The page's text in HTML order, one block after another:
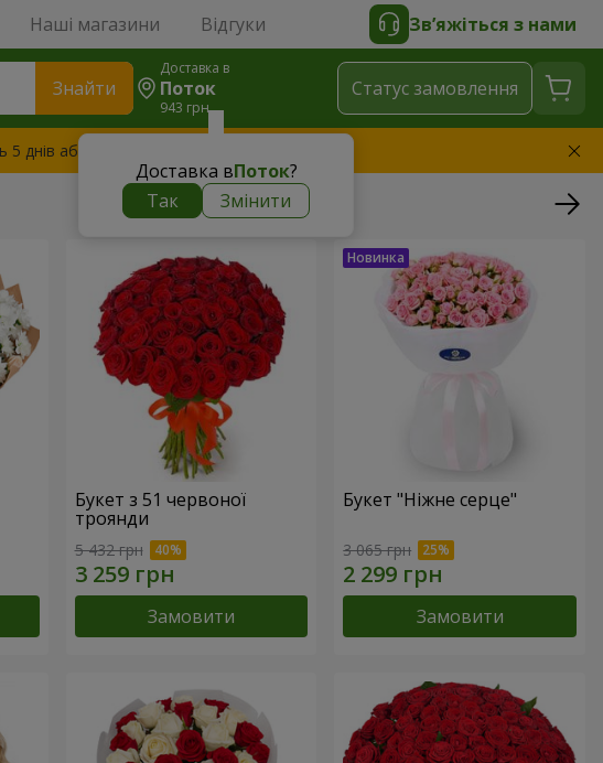
Наші магазини Відгуки Зв’яжіться з нами
Знайти
Доставка в
Поток
943 грн
Доставка вПоток?
Так
Змінити
Статус замовлення
5 днів або замінимо букет
Букет з 51 червоної
троянди
5 432 грн
Замовити
Букет "Ніжне серце"
3 065 грн
Замовити